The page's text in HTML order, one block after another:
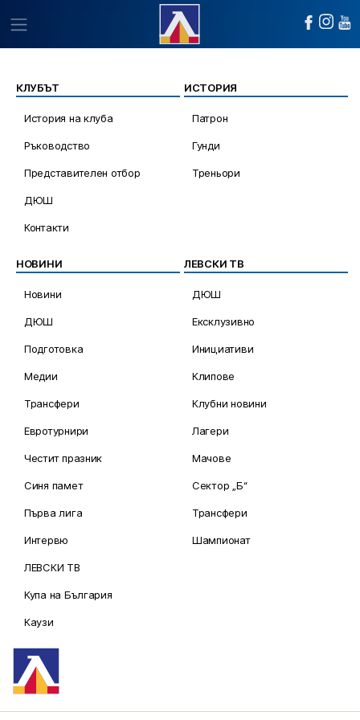
КЛУБЪТ
История на клуба
Ръководство
Представителен отбор
ДЮШ
Контакти
ИСТОРИЯ
Патрон
Гунди
Треньори
НОВИНИ
Новини
ДЮШ
Подготовка
Медии
Трансфери
Евротурнири
Честит празник
Синя памет
Първа лига
Интервю
ЛЕВСКИ ТВ
Купа на България
Каузи
ЛЕВСКИ ТВ
ДЮШ
Ексклузивно
Инициативи
Клипове
Клубни новини
Лагери
Мачове
Сектор „Б“
Трансфери
Шампионат